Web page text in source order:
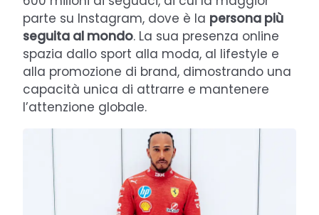
parte su Instagram, dove è la persona più
seguita al mondo. La sua presenza online
spazia dallo sport alla moda, al lifestyle e
alla promozione di brand, dimostrando una
capacità unica di attrarre e mantenere
l’attenzione globale.